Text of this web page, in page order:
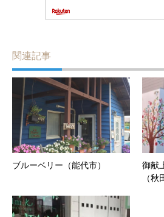
関連記事
ブルーベリー（能代市）
御献
（秋